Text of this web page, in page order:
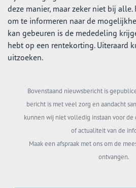
deze manier, maar zeker niet bij
om te informeren naar de
kan gebeuren is de mededeling
hebt op een rentekorting. Uiteraard
uitzoeken.
Bovenstaand nieuwsbericht is
bericht is met veel zorg en aandacht
kunnen wij niet volledig instaan voor
of actualiteit van de
Maak een afspraak met ons om de
ontvangen.